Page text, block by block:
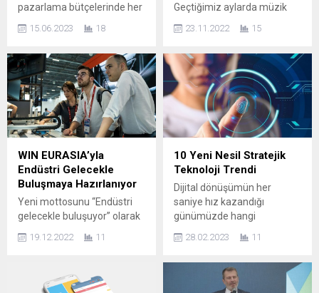
pazarlama bütçelerinde her
kalem olarak öne çıkmaya
yayımlanan Türkiye
tahminlerinde de reklam
harcamalarındaki en büyük
payın dijitalde olduğu
görülürken, küresel çapta
dijital reklam harcamalarının
2024’e kadar 756 milyar
doları aşacağı öngörüldü.
Gazete, radyo ve televizyon
gibi mecralarla başlayan
reklamcılık...
15.06.2023 18
Geçtiğimiz aylarda müzik
Bozkurt, yeni teklisi
beğenisine sundu. Kısa
sürede dinleyicilerin yoğun
ilgisini toplayan şarkı, 3
haftada 1,5 milyon
dinlenmeye ulaştı. Post-
modernizmle birlikte müzik
dünyasının trendine
dönüşen pop rüzgarı yeni
seslerle ritim kazanıyor. Son
olarak medya
kuruluşlarındaki kariyerinin
ardından geçtiğimiz aylarda
müzik piyasasına giren...
23.11.2022 15
WIN EURASIA’yla
Endüstri Gelecekle
Buluşmaya Hazırlanıyor
Yeni mottosunu “Endüstri
gelecekle buluşuyor” olarak
bölgenin en büyük
EURASIA, 7-10 Haziran
2023 tarihleri arasında
19.12.2022 11
10 Yeni Nesil Stratejik
Teknoloji Trendi
Dijital dönüşümün her
saniye hız kazandığı
günümüzde hangi
hangi teknolojilere yatırım
konu haline geldi. Teknoloji
sektöründe faaliyet
28.02.2023 11